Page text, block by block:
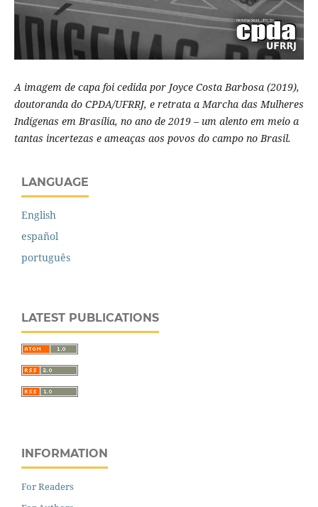
A imagem de capa foi cedida por Joyce Costa Barbosa (2019),
doutoranda do CPDA/UFRRJ, e retrata a Marcha das Mulheres
Indígenas em Brasília, no ano de 2019 – um alento em meio a
tantas incertezas e ameaças aos povos do campo no Brasil.
LANGUAGE
English
español
português
LATEST PUBLICATIONS
INFORMATION
For Readers